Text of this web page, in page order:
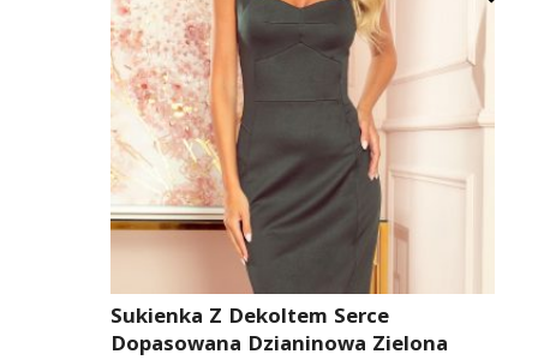
Sukienka Z Dekoltem Serce
Dopasowana Dzianinowa Zielona